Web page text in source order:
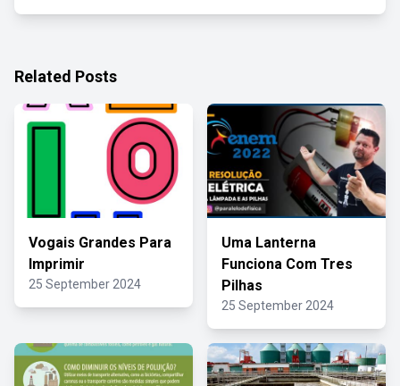
Related Posts
Vogais Grandes Para
Imprimir
25 September 2024
Uma Lanterna
Funciona Com Tres
Pilhas
25 September 2024